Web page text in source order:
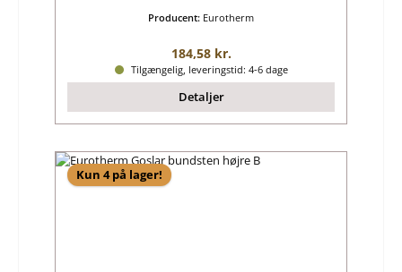
Producent: Eurotherm
Almindelig pris:
184,58 kr.
Tilgængelig, leveringstid: 4-6 dage
Detaljer
Kun 4 på lager!